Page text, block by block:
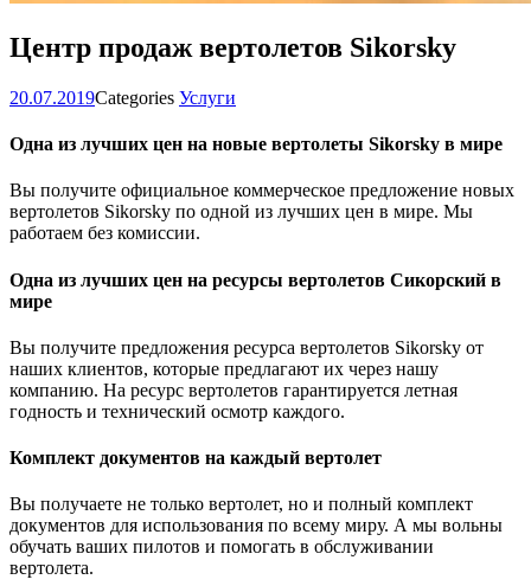
Центр продаж вертолетов Sikorsky
20.07.2019Categories Услуги
Одна из лучших цен на новые вертолеты Sikorsky в мире
Вы получите официальное коммерческое предложение новых
вертолетов Sikorsky по одной из лучших цен в мире. Мы
работаем без комиссии.
Одна из лучших цен на ресурсы вертолетов Сикорский в
мире
Вы получите предложения ресурса вертолетов Sikorsky от
наших клиентов, которые предлагают их через нашу
компанию. На ресурс вертолетов гарантируется летная
годность и технический осмотр каждого.
Комплект документов на каждый вертолет
Вы получаете не только вертолет, но и полный комплект
документов для использования по всему миру. А мы вольны
обучать ваших пилотов и помогать в обслуживании
вертолета.